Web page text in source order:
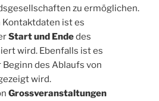
zu ermöglichen.
ist es
Start und Endedes
wird. Ebenfalls ist es
des Ablaufs von
wird.
Grossveranstaltungen